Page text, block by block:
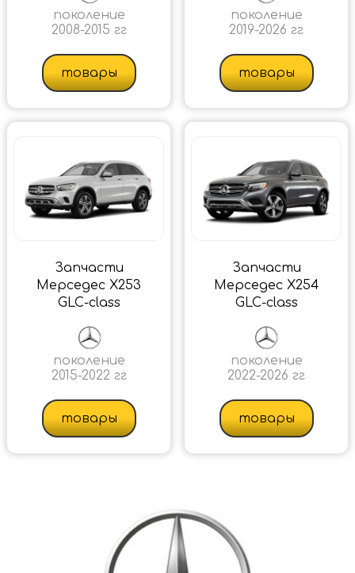
поколение
2008-2015 гг
товары
поколение
2019-2026 гг
товары
Запчасти
Мерседес X253
GLC-class
поколение
2015-2022 гг
товары
Запчасти
Мерседес X254
GLC-class
поколение
2022-2026 гг
товары